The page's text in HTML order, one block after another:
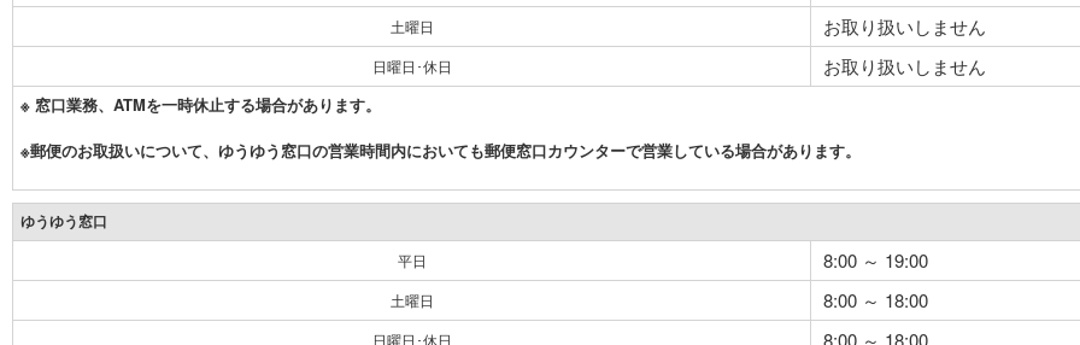
土曜日 お取り扱いしません
日曜日･休日 お取り扱いしません
※ 窓口業務、ATMを一時休止する場合があります。
※郵便のお取扱いについて、ゆうゆう窓口の営業時間内においても郵便窓口カウンターで営業している場合があります。
ゆうゆう窓口
平日 8:00 ～ 19:00
土曜日 8:00 ～ 18:00
日曜日･休日 8:00 ～ 18:00